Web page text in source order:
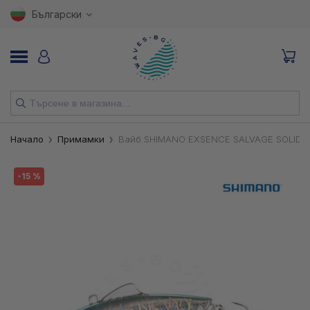
Български
НОВИ
ВЪДИЦИ
Начало Примамки Вайб SHIMANO EXSENCE SALVAGE SOLID
-15 %